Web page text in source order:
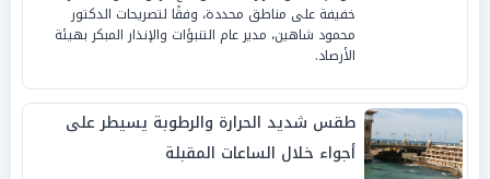
خفيفة على مناطق محددة، وفقًا لتصريحات الدكتور
محمود شاهين، مدير عام التنبؤات والإنذار المبكر بهيئة
الأرصاد.
طقس شديد الحرارة والرطوبة يسيطر على
أجواء خلال الساعات المقبلة